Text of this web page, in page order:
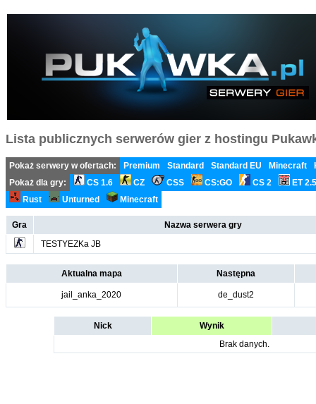
Lista publicznych serwerów gier z hostingu
Pokaż serwery w ofertach: Premium Standard Standard EU Minecraft
Pokaż dla gry:
CS 1.6 CZ CSS CS:GO CS 2
ET
Rust
Unturned Minecraft
Gra
Nazwa serwera gry
TESTYEZKa JB
Aktualna mapa Następna
jail_anka_2020 de_dust2
Nick
Wynik
Brak danych.